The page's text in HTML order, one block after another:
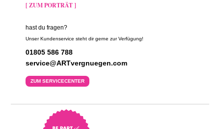
[ ZUM PORTRÄT ]
hast du fragen?
Unser Kundenservice steht dir gerne zur Verfügung!
01805 586 788
service@ARTvergnuegen.com
ZUM SERVICECENTER